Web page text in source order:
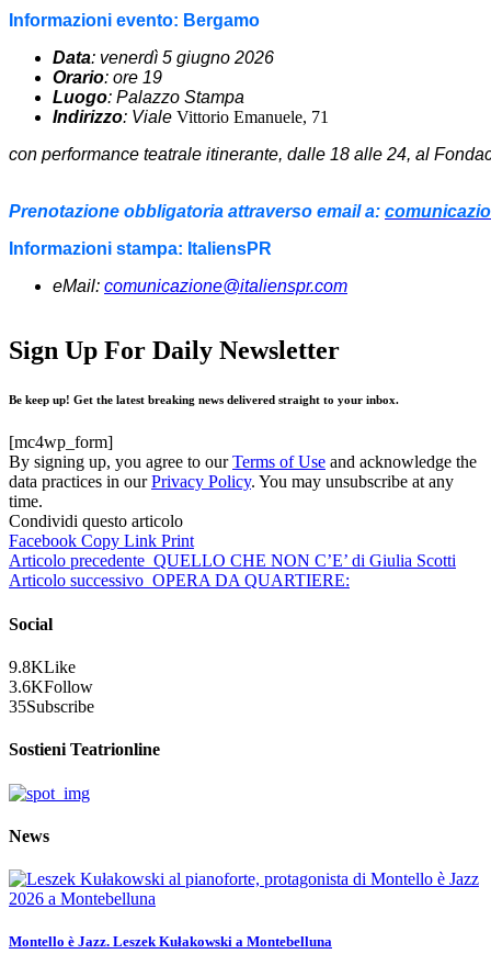
Informazioni evento: Bergamo
Data: venerdì 5 giugno 2026
Orario: ore 19
Luogo: Palazzo Stampa
Indirizzo: Viale Vittorio Emanuele, 71
con performance teatrale itinerante, dalle 18 alle 24, al
Prenotazione obbligatoria attraverso email a:
Informazioni stampa: ItaliensPR
eMail: comunicazione@italienspr.com
Sign Up For Daily Newsletter
Be keep up! Get the latest breaking news delivered straight to your inbox.
[mc4wp_form]
By signing up, you agree to ourTerms of Use and acknowledge the
data practices in ourPrivacy Policy. You may unsubscribe at any
time.
Condividi questo articolo
Facebook Copy Link Print
Articolo precedente QUELLO CHE NON C’E’ di Giulia Scotti
Articolo successivo OPERA DA QUARTIERE:
Social
9.8KLike
3.6KFollow
35Subscribe
Sostieni Teatrionline
News
Montello è Jazz. Leszek Kułakowski a Montebelluna